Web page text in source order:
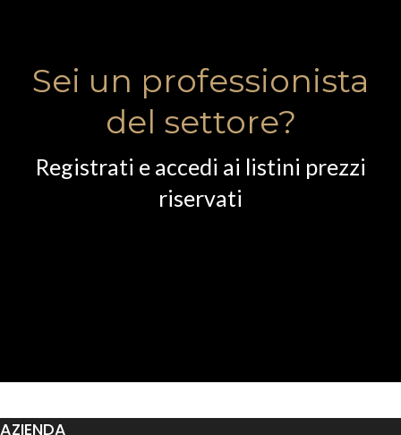
Sei un professionista
del settore?
Registrati e accedi ai listini prezzi
riservati
AZIENDA